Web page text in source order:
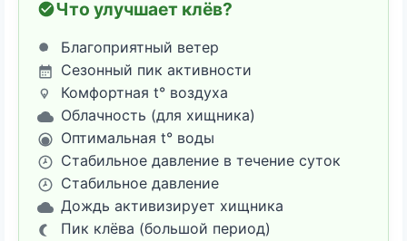
Что улучшает клёв?
Благоприятный ветер
Сезонный пик активности
Комфортная t° воздуха
Облачность (для хищника)
Оптимальная t° воды
Стабильное давление в течение суток
Стабильное давление
Дождь активизирует хищника
Пик клёва (большой период)